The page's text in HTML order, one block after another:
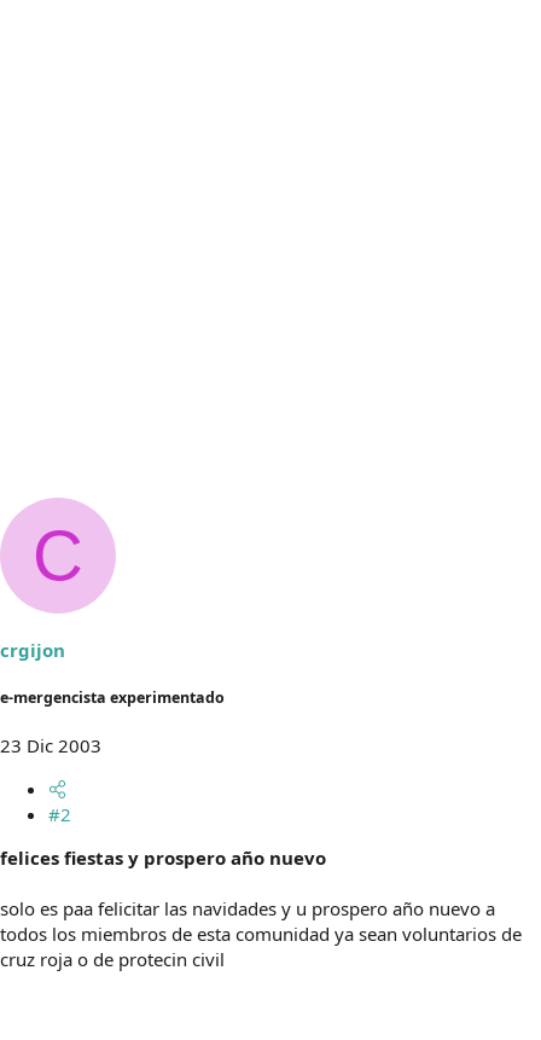
C
crgijon
e-mergencista experimentado
23 Dic 2003
#2
felices fiestas y prospero año nuevo
solo es paa felicitar las navidades y u prospero año nuevo a
todos los miembros de esta comunidad ya sean voluntarios de
cruz roja o de protecin civil